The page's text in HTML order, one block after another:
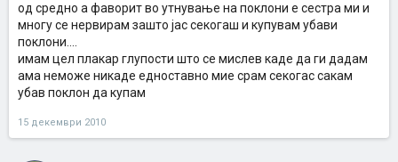
од средно а фаворит во утнување на поклони е сестра ми и
многу се нервирам зашто јас секогаш и купувам убави
поклони....
имам цел плакар глупости што се мислев каде да ги дадам
ама неможе никаде едноставно мие срам секогас сакам
убав поклон да купам
15 декември 2010